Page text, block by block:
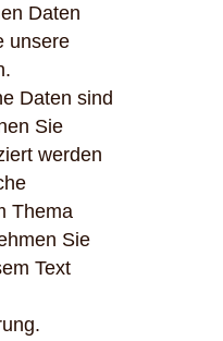
Daten
unsere
Daten sind
Sie
werden
Thema
Sie
Text